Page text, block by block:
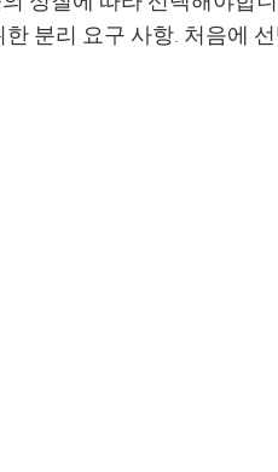
분리 요구 사항. 처음에 선